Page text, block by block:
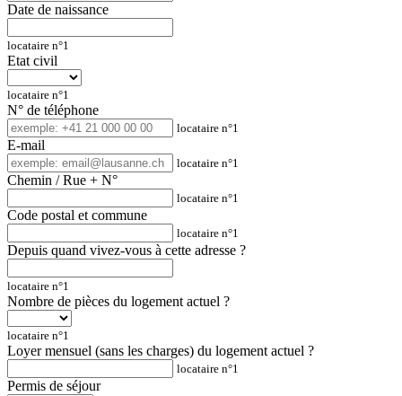
Date de naissance
locataire n°1
Etat civil
locataire n°1
N° de téléphone
locataire n°1
E-mail
locataire n°1
Chemin / Rue + N°
locataire n°1
Code postal et commune
locataire n°1
Depuis quand vivez-vous à cette adresse ?
locataire n°1
Nombre de pièces du logement actuel ?
locataire n°1
Loyer mensuel (sans les charges) du logement actuel ?
locataire n°1
Permis de séjour